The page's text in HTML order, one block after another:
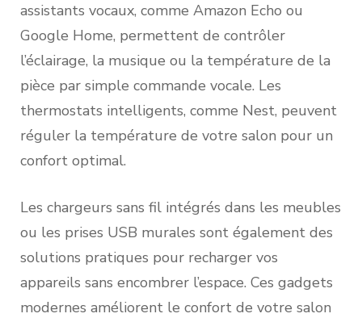
assistants vocaux, comme Amazon Echo ou
Google Home, permettent de contrôler
l’éclairage, la musique ou la température de la
pièce par simple commande vocale. Les
thermostats intelligents, comme Nest, peuvent
réguler la température de votre salon pour un
confort optimal.
Les chargeurs sans fil intégrés dans les meubles
ou les prises USB murales sont également des
solutions pratiques pour recharger vos
appareils sans encombrer l’espace. Ces gadgets
modernes améliorent le confort de votre salon